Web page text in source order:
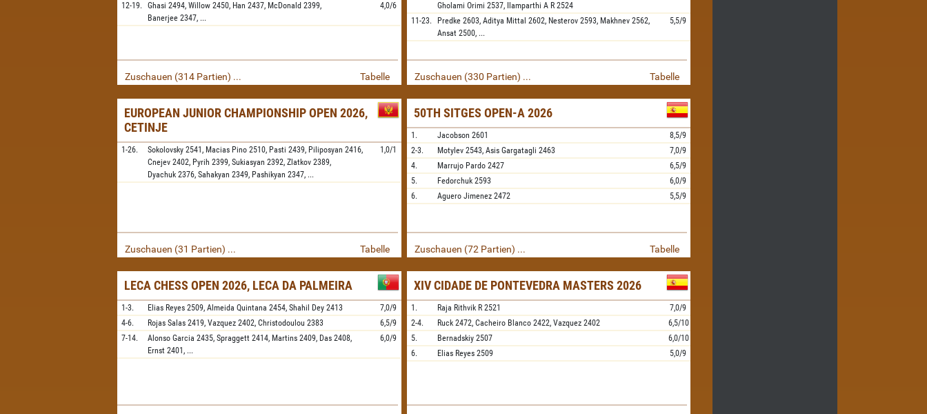
12-19. Ghasi 2494,Willow 2450, Han 2437, McDonald 2399,
Banerjee 2347, ...
4,0/6
Zuschauen (314 Partien) ... Tabelle
Gholami Orimi 2537, Ilamparthi A R 2524
11-23. Predke 2603, Aditya Mittal 2602, Nesterov 2593, Makhnev 2562,
Ansat 2500, ...
5,5/9
Zuschauen (330 Partien) ... Tabelle
EUROPEAN JUNIOR CHAMPIONSHIP OPEN 2026,
CETINJE
1-26. Sokolovsky 2541, Macias Pino 2510, Pasti 2439, Piliposyan 2416,
Cnejev 2402, Pyrih 2399,Sukiasyan 2392,Zlatkov 2389,
Dyachuk 2376,Sahakyan 2349, Pashikyan 2347, ...
1,0/1
Zuschauen (31 Partien) ... Tabelle
50TH SITGES OPEN-A 2026
1. Jacobson 2601
8,5/9
2-3.
Motylev 2543, Asis Gargatagli 2463
7,0/9
4.
Marrujo Pardo 2427
6,5/9
5.
Fedorchuk 2593
6,0/9
6.
Aguero Jimenez 2472 5,5/9
Zuschauen (72 Partien) ... Tabelle
LECA CHESS OPEN 2026, LECA DA PALMEIRA
1-3. Elias Reyes 2509,Almeida Quintana 2454,Shahil Dey 2413
7,0/9
4-6.
Rojas Salas 2419,Vazquez 2402,Christodoulou 2383
6,5/9
7-14.
Alonso Garcia 2435,Spraggett 2414, Martins 2409, Das 2408,
Ernst 2401, ...
6,0/9
XIV CIDADE DE PONTEVEDRA MASTERS 2026
1. Raja Rithvik R 2521
7,0/9
2-4.
Ruck 2472, Cacheiro Blanco 2422, Vazquez 2402
6,5/10
5.
Bernadskiy 2507
6,0/10
6.
Elias Reyes 2509 5,0/9